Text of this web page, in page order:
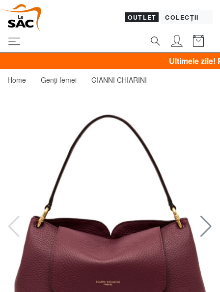
OUTLET COLECȚII
Ultimele zile!
Home Genți femei GIANNI CHIARINI